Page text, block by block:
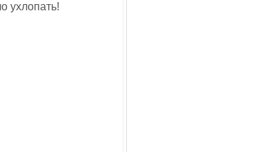
ухлопать!